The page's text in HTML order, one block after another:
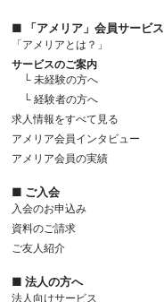
■ 「アメリア」会員サービス
「アメリアとは？」
サービスのご案内
└ 未経験の方へ
└ 経験者の方へ
求人情報をすべて見る
アメリア会員インタビュー
アメリア会員の実績
■ ご入会
入会のお申込み
資料のご請求
ご友人紹介
■ 法人の方へ
法人向けサービス